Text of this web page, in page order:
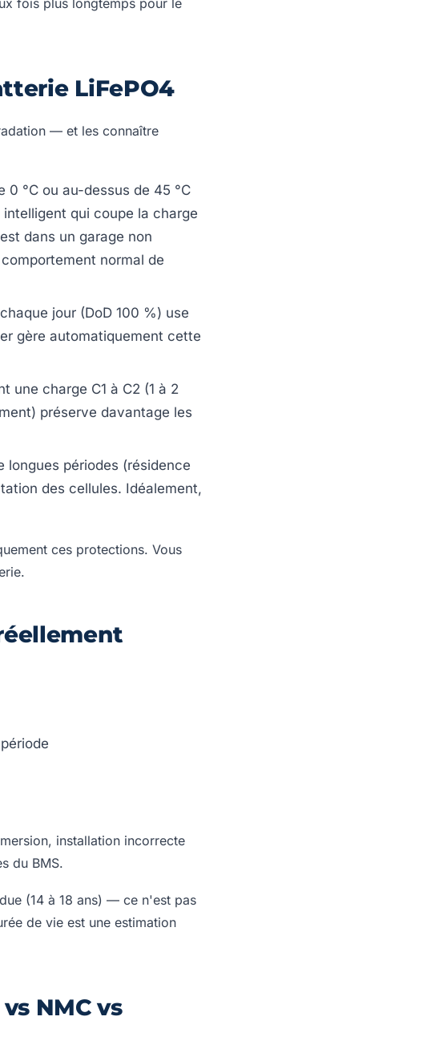
fois plus longtemps pour le
LiFePO4
— et les connaître
0 °C ou au-dessus de 45 °C
qui coupe la charge
dans un garage non
normal de
jour (DoD 100 %) use
gère automatiquement cette
une charge C1 à C2 (1 à 2
préserve davantage les
longues périodes (résidence
des cellules. Idéalement,
ces protections. Vous
installation incorrecte
du BMS.
(14 à 18 ans) — ce n'est pas
de vie est une estimation
NMC vs